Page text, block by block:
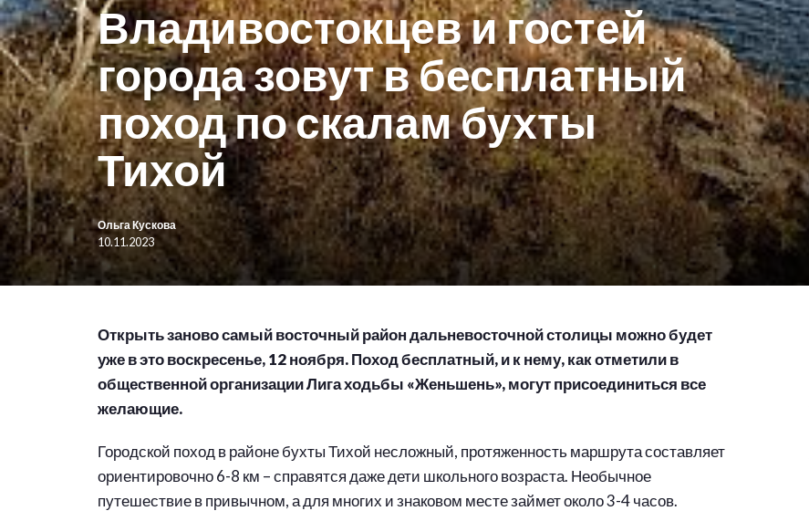
Владивостокцев и гостей
города зовут в бесплатный
поход по скалам бухты
Тихой
Ольга Кускова
10.11.2023
Открыть заново самый восточный район дальневосточной столицы можно будет
уже в это воскресенье, 12 ноября. Поход бесплатный, и к нему, как отметили в
общественной организации Лига ходьбы «Женьшень», могут присоединиться все
желающие.
Городской поход в районе бухты Тихой несложный, протяженность маршрута составляет
ориентировочно 6-8 км – справятся даже дети школьного возраста. Необычное
путешествие в привычном, а для многих и знаковом месте займет около 3-4 часов.